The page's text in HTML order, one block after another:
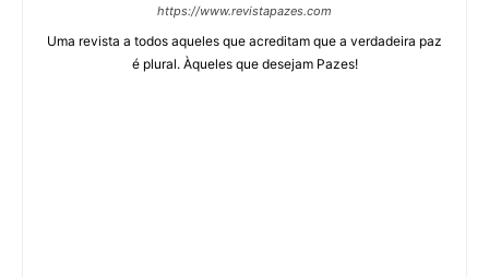
https://www.revistapazes.com
Uma revista a todos aqueles que acreditam que a verdadeira paz
é plural. Àqueles que desejam Pazes!